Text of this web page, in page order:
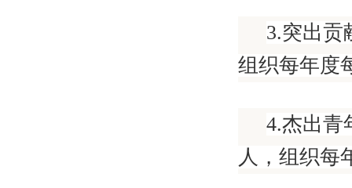
3.突出贡
组织每年度
4.杰出青
人，组织每